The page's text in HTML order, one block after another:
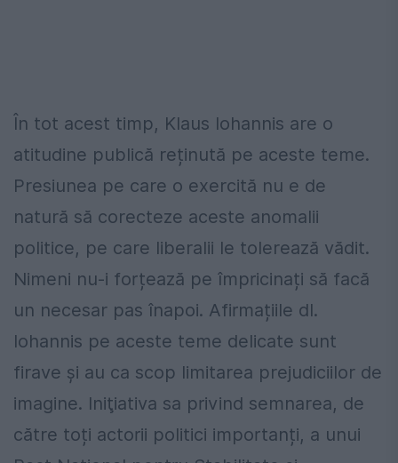
În tot acest timp, Klaus Iohannis are o
atitudine publică reținută pe aceste teme.
Presiunea pe care o exercită nu e de
natură să corecteze aceste anomalii
politice, pe care liberalii le tolerează vădit.
Nimeni nu-i forțează pe împricinați să facă
un necesar pas înapoi. Afirmațiile dl.
Iohannis pe aceste teme delicate sunt
firave şi au ca scop limitarea prejudiciilor de
imagine. Iniţiativa sa privind semnarea, de
către toți actorii politici importanți, a unui